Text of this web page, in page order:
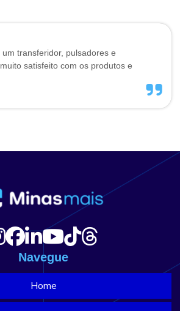
transferidor, pulsadores e
satisfeito com os produtos e
Navegue
Home